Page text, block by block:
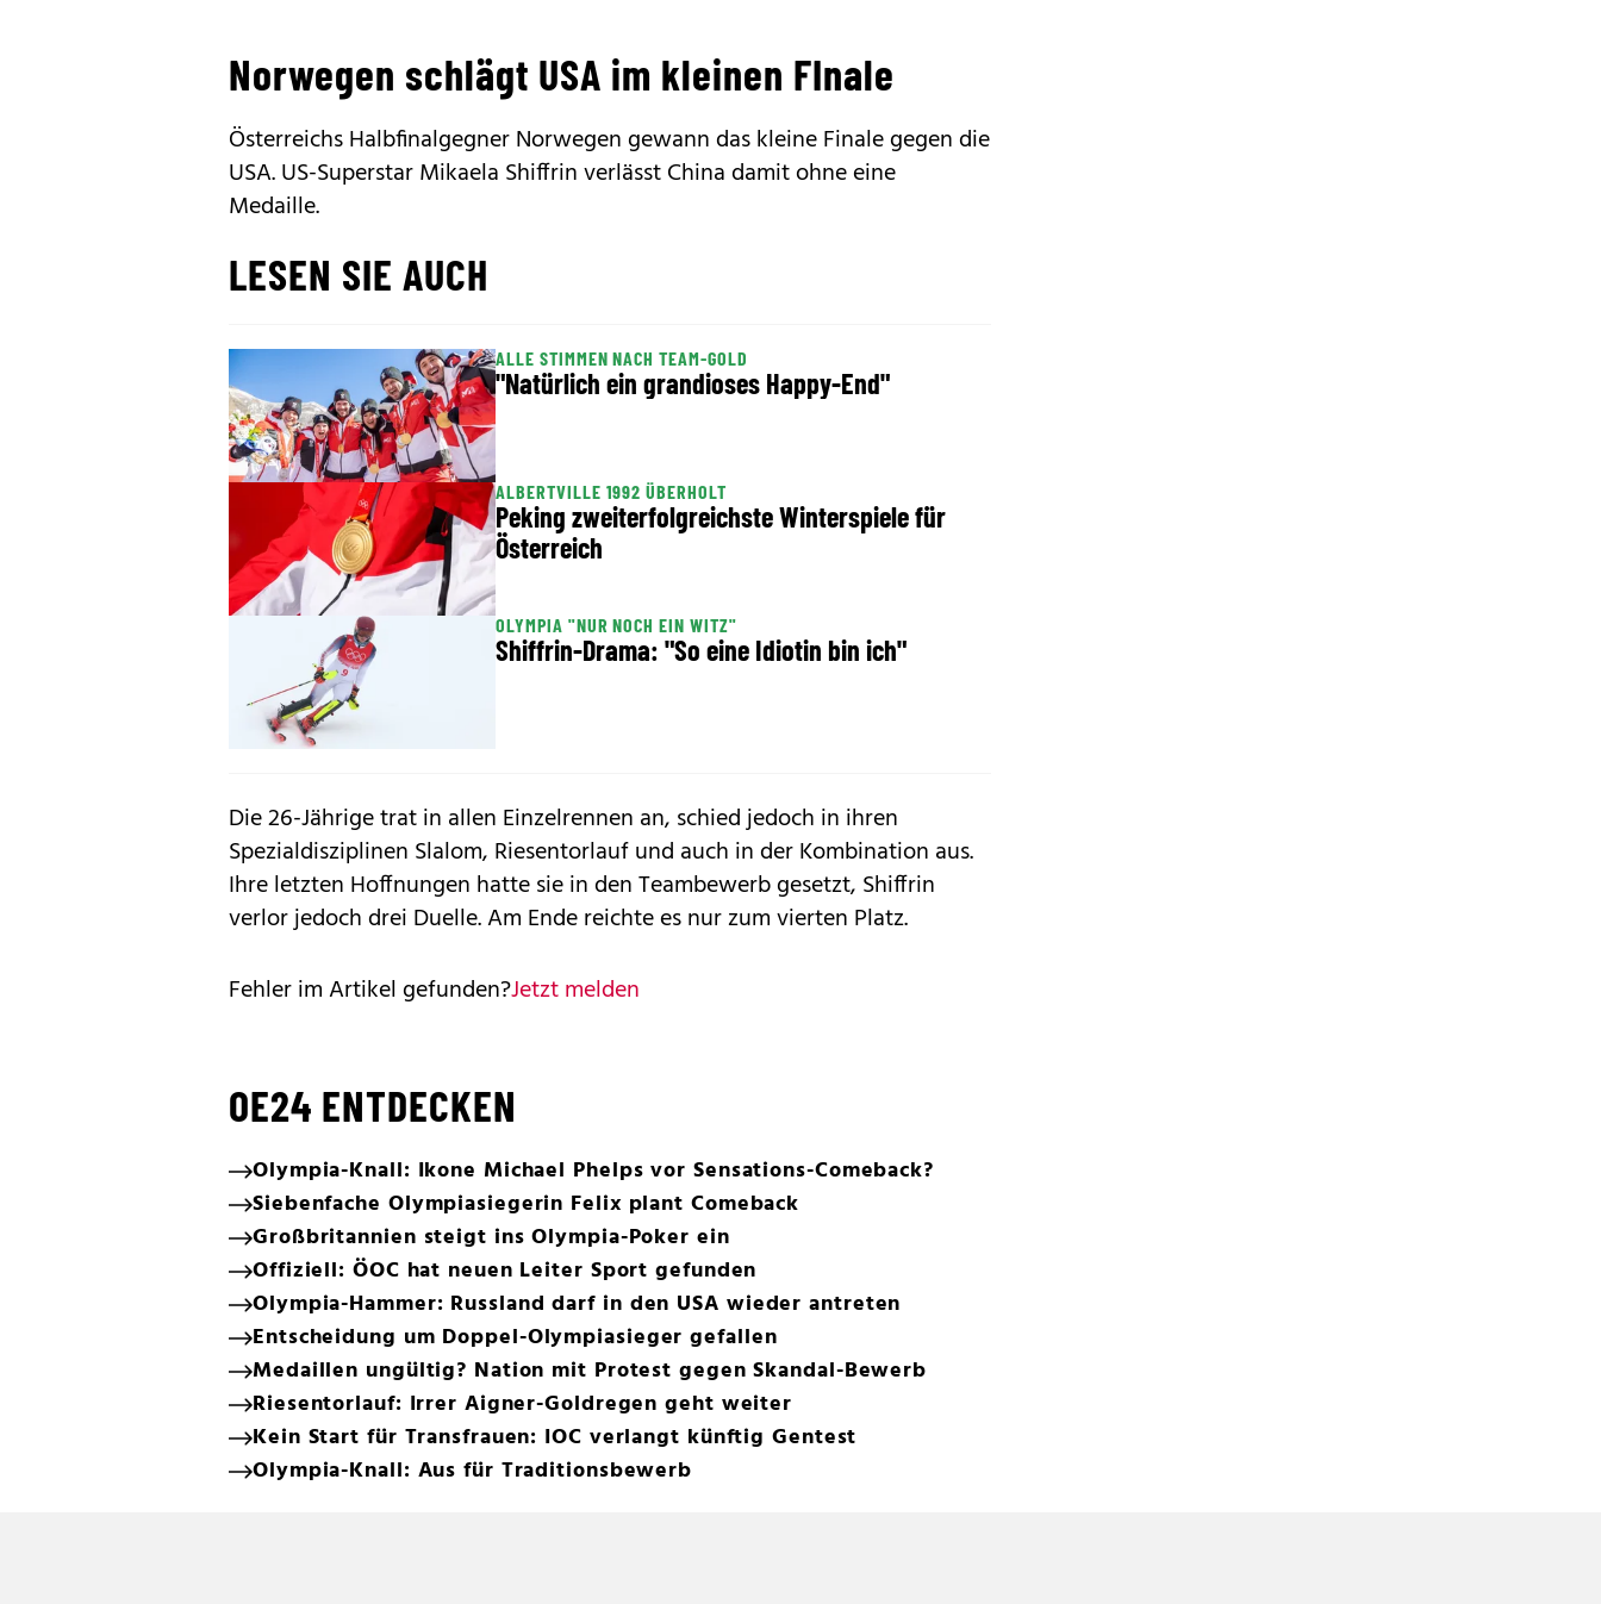
Norwegen schlägt USA im kleinen FInale
Österreichs Halbfinalgegner Norwegen gewann das kleine Finale gegen die
USA. US-Superstar Mikaela Shiffrin verlässt China damit ohne eine
Medaille.
LESEN SIE AUCH
ALLE STIMMEN NACH TEAM-GOLD
"Natürlich ein grandioses Happy-End"
ALBERTVILLE 1992 ÜBERHOLT
Peking zweiterfolgreichste Winterspiele für
Österreich
OLYMPIA "NUR NOCH EIN WITZ"
Shiffrin-Drama: "So eine Idiotin bin ich"
Die 26-Jährige trat in allen Einzelrennen an, schied jedoch in ihren
Spezialdisziplinen Slalom, Riesentorlauf und auch in der Kombination aus.
Ihre letzten Hoffnungen hatte sie in den Teambewerb gesetzt, Shiffrin
verlor jedoch drei Duelle. Am Ende reichte es nur zum vierten Platz.
Fehler im Artikel gefunden?Jetzt melden
OE24 ENTDECKEN
Olympia-Knall: Ikone Michael Phelps vor Sensations-Comeback?
Siebenfache Olympiasiegerin Felix plant Comeback
Großbritannien steigt ins Olympia-Poker ein
Offiziell: ÖOC hat neuen Leiter Sport gefunden
Olympia-Hammer: Russland darf in den USA wieder antreten
Entscheidung um Doppel-Olympiasieger gefallen
Medaillen ungültig? Nation mit Protest gegen Skandal-Bewerb
Riesentorlauf: Irrer Aigner-Goldregen geht weiter
Kein Start für Transfrauen: IOC verlangt künftig Gentest
Olympia-Knall: Aus für Traditionsbewerb